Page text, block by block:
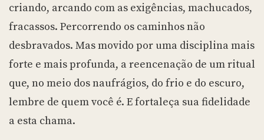
criando, arcando com as exigências, machucados,
fracassos. Percorrendo os caminhos não
desbravados. Mas movido por uma disciplina mais
forte e mais profunda, a reencenação de um ritual
que, no meio dos naufrágios, do frio e do escuro,
lembre de quem você é. E fortaleça sua fidelidade
a esta chama.